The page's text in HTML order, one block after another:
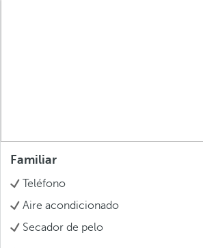
Familiar
Teléfono
Aire acondicionado
Secador de pelo